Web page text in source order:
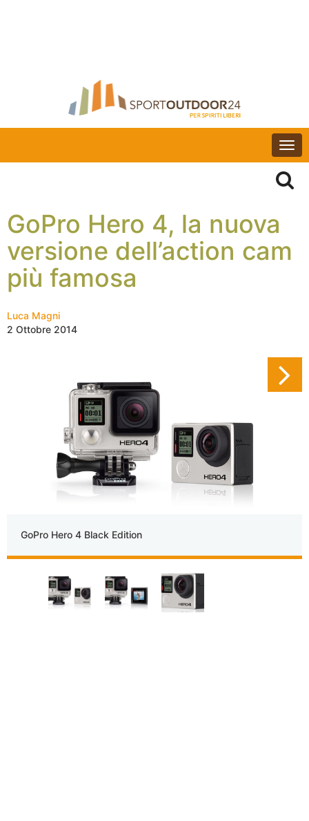
GoPro Hero 4, la nuova
versione dell’action cam
più famosa
Luca Magni
2 Ottobre 2014
GoPro Hero 4 Black Edition